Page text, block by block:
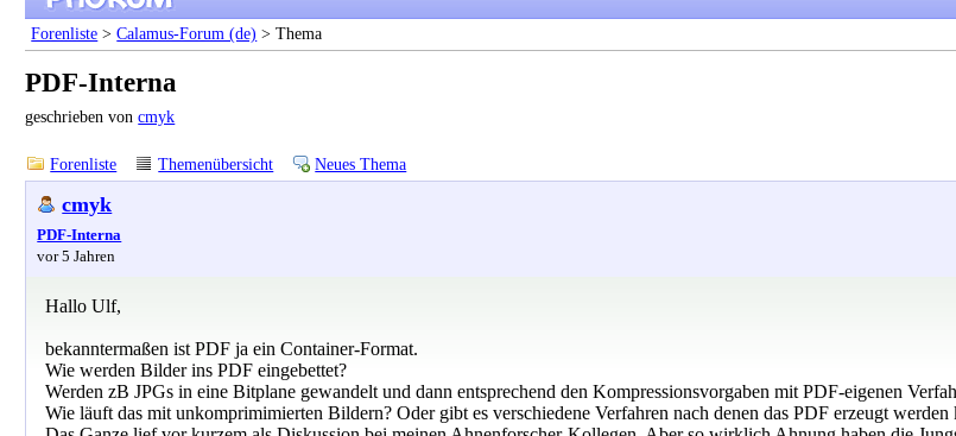
Forenliste >Calamus-Forum (de) > Thema
PDF-Interna
geschrieben voncmyk
Forenliste Themenübersicht Neues Thema
cmyk
PDF-Interna
vor 5 Jahren
Hallo Ulf,
bekanntermaßen ist PDF ja ein Container-Format.
Wie werden Bilder ins PDF eingebettet?
Werden zB JPGs in eine Bitplane gewandelt und dann entsprechend den Kompressionsvorgaben mit PDF-eigenen
Wie läuft das mit unkomprimimierten Bildern? Oder gibt es verschiedene Verfahren nach denen das PDF erzeugt werden